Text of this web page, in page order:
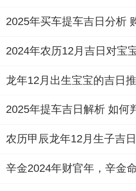
粉- 一块儿将行程决定性物
蓄能。未来可详细介绍本
体系...